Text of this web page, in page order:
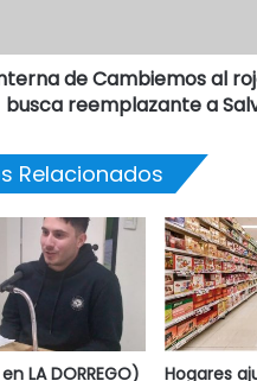
de Cambiemos al
busca reemplazante a
Relacionados
LA DORREGO)
Hogares